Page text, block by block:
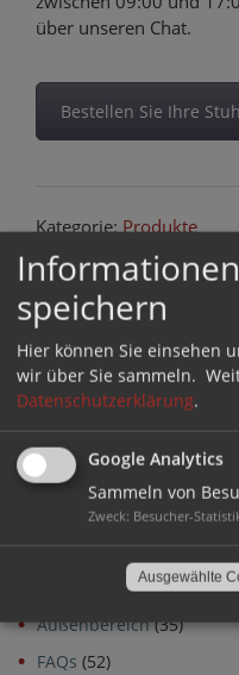
über unseren Chat.
Bestellen Sie Ihre
Kategorie:Produkte
Tags:
Hartbodenrollen
Bürostühle
Beitragsnavigation
Filzgleiter kleben oder
nageln? Welche sind die
Richtigen für meinen
Kategorien
Alltagstipps(34)
Außenbereich(35)
FAQs (52)
speichern
Hier können Sie einsehen
wir über Sie sammeln.
Datenschutzerklärung.
Google Analytics
Sammeln von
Zweck: Besucher-
Ausgewählte